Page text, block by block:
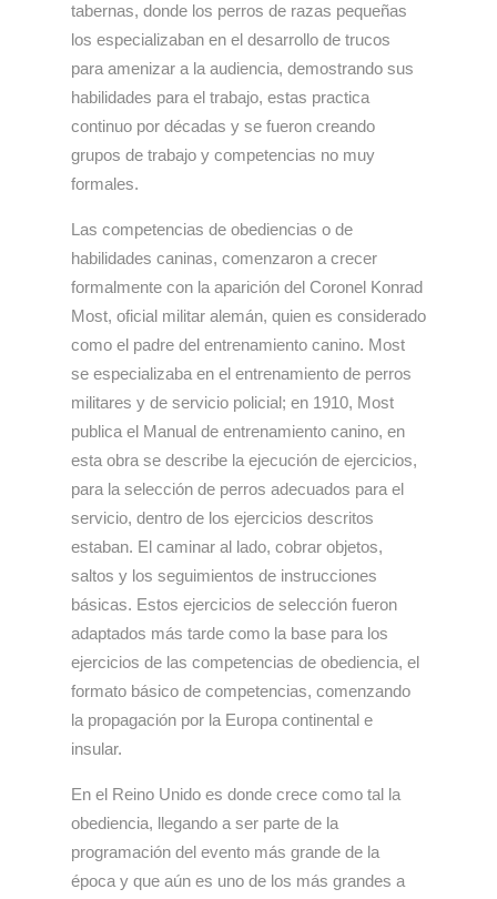
tabernas, donde los perros de razas pequeñas
los especializaban en el desarrollo de trucos
para amenizar a la audiencia, demostrando sus
habilidades para el trabajo, estas practica
continuo por décadas y se fueron creando
grupos de trabajo y competencias no muy
formales.
Las competencias de obediencias o de
habilidades caninas, comenzaron a crecer
formalmente con la aparición del Coronel Konrad
Most, oficial militar alemán, quien es considerado
como el padre del entrenamiento canino. Most
se especializaba en el entrenamiento de perros
militares y de servicio policial; en 1910, Most
publica el Manual de entrenamiento canino, en
esta obra se describe la ejecución de ejercicios,
para la selección de perros adecuados para el
servicio, dentro de los ejercicios descritos
estaban. El caminar al lado, cobrar objetos,
saltos y los seguimientos de instrucciones
básicas. Estos ejercicios de selección fueron
adaptados más tarde como la base para los
ejercicios de las competencias de obediencia, el
formato básico de competencias, comenzando
la propagación por la Europa continental e
insular.
En el Reino Unido es donde crece como tal la
obediencia, llegando a ser parte de la
programación del evento más grande de la
época y que aún es uno de los más grandes a